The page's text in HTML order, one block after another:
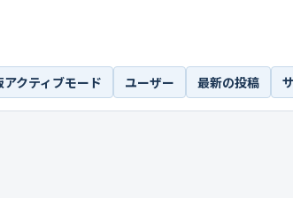
アクティブモード ユーザー 最新の投稿